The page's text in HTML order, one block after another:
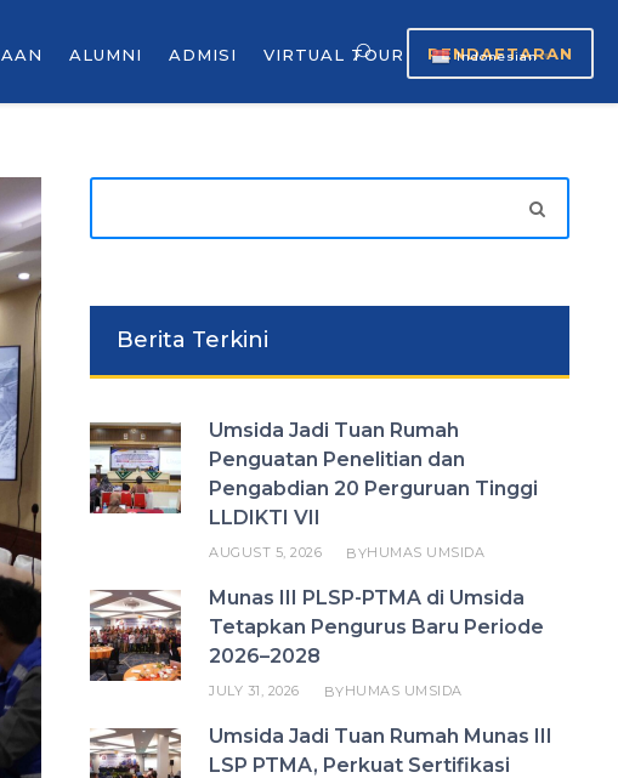
ALUMNI ADMISI VIRTUAL TOUR Indonesian ▼
PENDAFTARAN
Berita Terkini
Umsida Jadi Tuan Rumah
Penguatan Penelitian dan
Pengabdian 20 Perguruan Tinggi
LLDIKTI VII
AUGUST 5, 2026 BYHUMAS UMSIDA
Munas III PLSP-PTMA di Umsida
Tetapkan Pengurus Baru Periode
2026–2028
JULY 31, 2026 BYHUMAS UMSIDA
Umsida Jadi Tuan Rumah Munas III
LSP PTMA, Perkuat Sertifikasi